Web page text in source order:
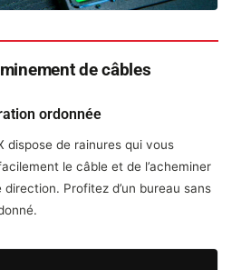
de câbles
ordonnée
dispose de rainures qui vous
le câble et de l’acheminer
direction. Profitez d’un bureau sans